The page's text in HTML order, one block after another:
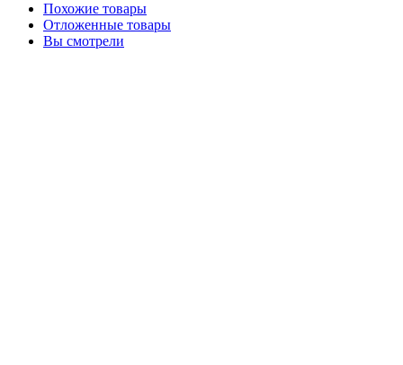
Похожие товары
Отложенные товары
Вы смотрели